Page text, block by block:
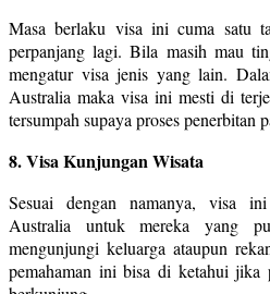
Masa berlaku visa ini cuma satu
perpanjang lagi. Bila masih mau
mengatur visa jenis yang lain.
Australia maka visa ini mesti di
tersumpah supaya proses penerbitan
8. Visa Kunjungan Wisata
Sesuai dengan namanya, visa
Australia untuk mereka yang
mengunjungi keluarga ataupun
pemahaman ini bisa di ketahui jika